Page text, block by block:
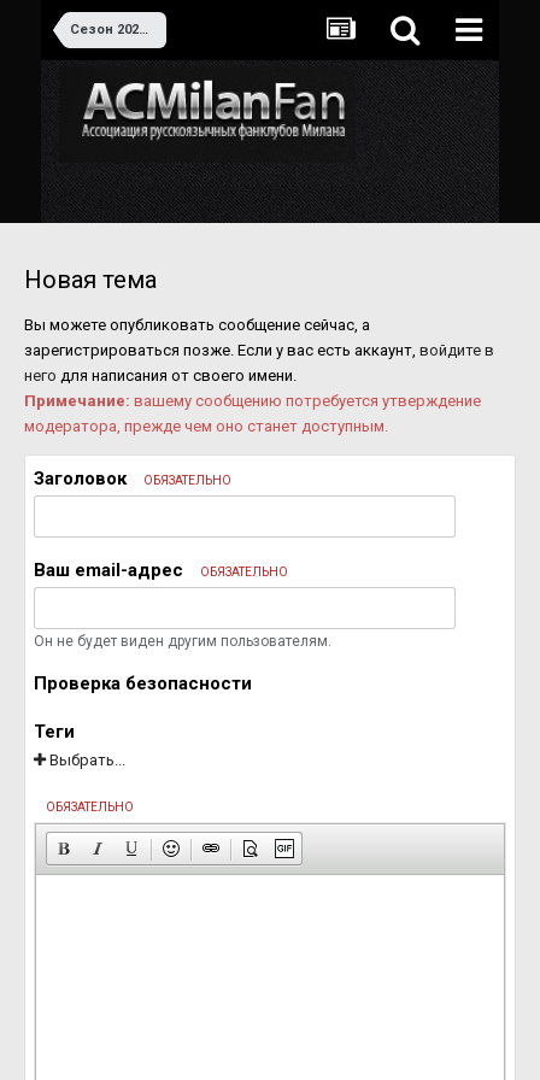
Сезон 2020-2021
Новая тема
Вы можете опубликовать сообщение сейчас, а
зарегистрироваться позже. Если у вас есть аккаунт, войдите в
него для написания от своего имени.
Примечание: вашему сообщению потребуется утверждение
модератора, прежде чем оно станет доступным.
Заголовок ОБЯЗАТЕЛЬНО
Ваш email-адрес ОБЯЗАТЕЛЬНО
Он не будет виден другим пользователям.
Проверка безопасности
Теги
Выбрать...
ОБЯЗАТЕЛЬНО